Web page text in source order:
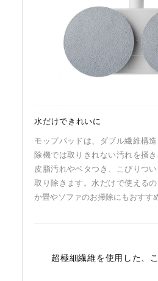
水だけできれいに
モップパッドは、ダブル繊維構
除機では取りきれない汚れを掻
皮脂汚れやベタつき、こびりつ
取り除きます。水だけで使える
か畳やソファのお掃除にもおすす
超極細繊維を使用した、